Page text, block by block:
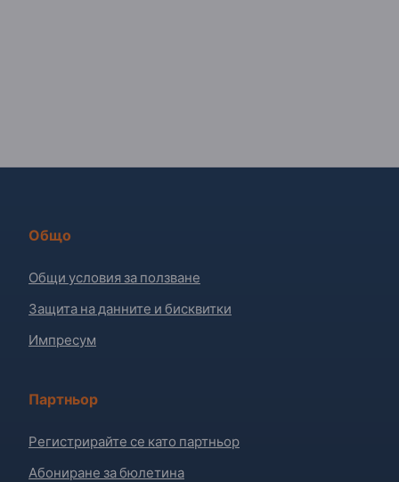
Общо
Общи условия за ползване
Защита на данните и бисквитки
Импресум
Партньор
Регистрирайте се като партньор
Абониране за бюлетина